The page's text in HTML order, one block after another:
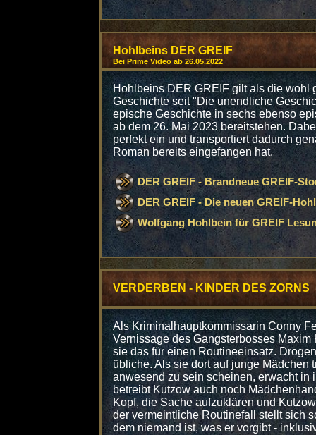
Hohlbeins DER GREIF
Bei Prime Video ab 26.05.2022
Hohlbeins DER GREIF gilt als die wohl
Geschichte seit "Die unendliche
epische Geschichte in sechs ebenso
ab dem 26. Mai 2023 bereitstehen.
perfekt ein und transportiert dadurch
Roman bereits eingefangen hat.
DER GREIF - Brandneue GREIF-
DER GREIF - Die neuen GREIF-
Wolfgang Hohlbein für GREIF
VERDERBEN - KINDER DES ZORNS
Als Kriminalhauptkommissarin Conny
Vernissage des Gangsterbosses
sie das für einen Routineeinsatz.
übliche. Als sie dort auf junge Mädchen
anwesend zu sein scheinen, erwacht in
betreibt Kutzow auch noch
Kopf, die Sache aufzuklären und
der vermeintliche Routinefall stellt sich
dem niemand ist, was er vorgibt -